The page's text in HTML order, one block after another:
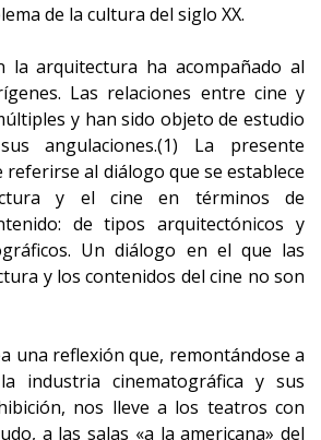
de la cultura del siglo XX.
la arquitectura ha acompañado al
Las relaciones entre cine y
y han sido objeto de estudio
angulaciones.(1) La presente
al diálogo que se establece
y el cine en términos de
de tipos arquitectónicos y
Un diálogo en el que las
y los contenidos del cine no son
una reflexión que, remontándose a
industria cinematográfica y sus
nos lleve a los teatros con
a las salas «a la americana» del